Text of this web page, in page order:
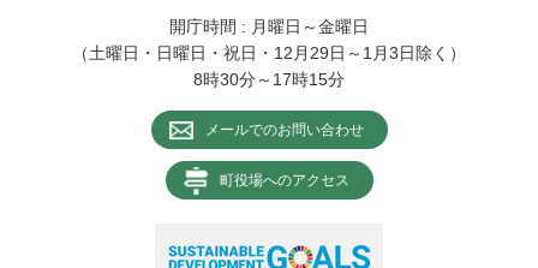
開庁時間 : 月曜日～金曜日
（土曜日・日曜日・祝日・12月29日～1月3日除く）
8時30分～17時15分
メールでのお問い合わせ
町役場へのアクセス